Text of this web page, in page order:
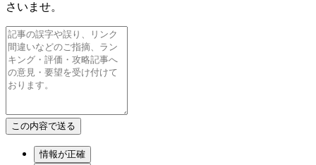
さいませ。
情報が正確